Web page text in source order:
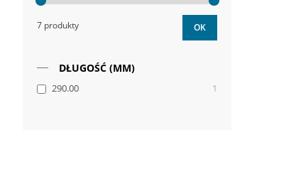
7 produkty OK
DŁUGOŚĆ (MM)
290.00 1